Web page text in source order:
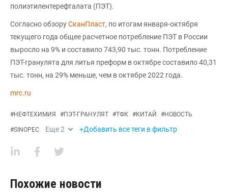
полиэтилентерефталата (ПЭТ).
Согласно обзоруСканПласт, по итогам января-октября
текущего года общее расчетное потребление ПЭТ в России
выросло на 9% и составило 743,90 тыс. тонн. Потребление
ПЭТ-гранулята для литья преформ в октябре составило 40,31
тыс. тонн, на 29% меньше, чем в октябре 2022 года.
mrc.ru
#НЕФТЕХИМИЯ #ПЭТ-ГРАНУЛЯТ #ТФК #КИТАЙ #НОВОСТЬ
#SINOPEC Еще2 +Добавить все теги в фильтр
Похожие новости